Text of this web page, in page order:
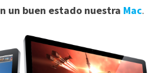
un buen estado nuestra Mac.